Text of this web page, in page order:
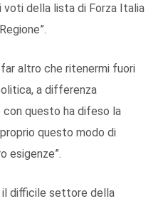
della lista di Forza Italia
altro che ritenermi fuori
a differenza
con questo ha difeso la
questo modo di
esigenze”.
il difficile settore della